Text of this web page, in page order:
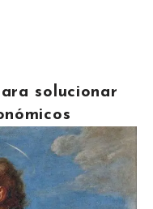
solucionar